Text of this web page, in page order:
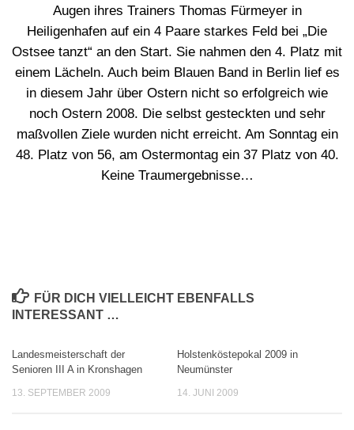
Augen ihres Trainers Thomas Fürmeyer in
Heiligenhafen auf ein 4 Paare starkes Feld bei „Die
Ostsee tanzt“ an den Start. Sie nahmen den 4. Platz mit
einem Lächeln. Auch beim Blauen Band in Berlin lief es
in diesem Jahr über Ostern nicht so erfolgreich wie
noch Ostern 2008. Die selbst gesteckten und sehr
maßvollen Ziele wurden nicht erreicht. Am Sonntag ein
48. Platz von 56, am Ostermontag ein 37 Platz von 40.
Keine Traumergebnisse…
FÜR DICH VIELLEICHT EBENFALLS
INTERESSANT …
Landesmeisterschaft der
Senioren III A in Kronshagen
13. SEPTEMBER 2009
Holstenköstepokal 2009 in
Neumünster
14. JUNI 2009